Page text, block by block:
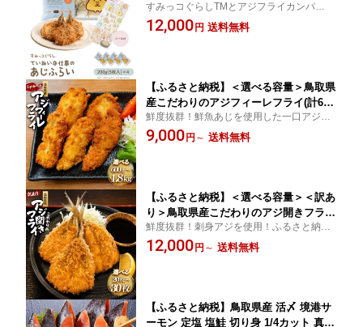
ル付) | アジフライ あじフライ 鯵フライ
揚げ物 フライ 惣菜 おかず お弁当 弁当
すみっコぐらしTMとアジフライカンパニー
が贈る本気のアジフライ！ ふるさと納税 境
港市 特産品 フライ
12,000 円 送料無料
【ふるさと納税】＜選べる容量＞鳥取県
産こだわりのアジフィーレフライ(計600
g～1.8kg) | アジフライ あじフライ 鯵フ
ライ フィーレ フィレ フィーレフライ
鮮度抜群！鮮魚あじを使用した一口アジフ
ライ！ふるさと納税 境港市 特産品
9,000 円 ～ 送料無料
【ふるさと納税】＜選べる容量＞＜訳あ
り＞鳥取県産こだわりのアジ開きフライ
(20枚/約1kg・30枚/約1.5kg) | アジフラ
イ あじフライ 鯵フライ 開きアジ 開き
鮮度抜群！刺身アジを使用！ふるさと納税
境港市 特産品
12,000 円 ～ 送料無料
【ふるさと納税】鳥取県産 活〆 境港サ
ーモン 定塩 塩鮭 切り身 1/4カット 真空